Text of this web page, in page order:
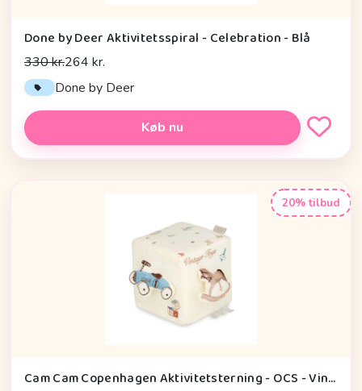
Done by Deer Aktivitetsspiral - Celebration - Blå
330 kr.264 kr.
Done by Deer
Køb nu
20% tilbud
Cam Cam Copenhagen Aktivitetsterning - OCS - Vintage Toys